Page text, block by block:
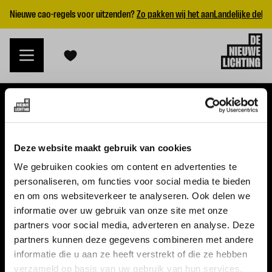
Deze website maakt gebruik van cookies
We gebruiken cookies om content en advertenties te
personaliseren, om functies voor social media te bieden
en om ons websiteverkeer te analyseren. Ook delen we
informatie over uw gebruik van onze site met onze
partners voor social media, adverteren en analyse. Deze
partners kunnen deze gegevens combineren met andere
informatie die u aan ze heeft verstrekt of die ze hebben
verzameld op basis van uw gebruik van hun services.
Nieuwe cao-regels voor uitzenden?Zo pakken wij het aanLandelijke
WERKGEVERS
Nieuwe cao uitzenden 2026
Vraag een offerte aan
VACATURES
Alle vacatures
Topvacatures